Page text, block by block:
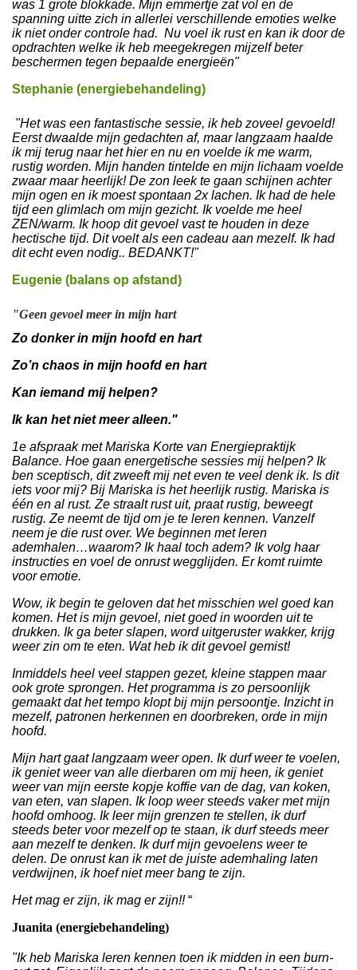
was 1 grote blokkade. Mijn emmertje zat vol en de
spanning uitte zich in allerlei verschillende emoties welke
ik niet onder controle had. Nu voel ik rust en kan ik door de
opdrachten welke ik heb meegekregen mijzelf beter
beschermen tegen bepaalde energieën"
Stephanie (energiebehandeling)
"Het was een fantastische sessie, ik heb zoveel gevoeld!
Eerst dwaalde mijn gedachten af, maar langzaam haalde
ik mij terug naar het hier en nu en voelde ik me warm,
rustig worden. Mijn handen tintelde en mijn lichaam voelde
zwaar maar heerlijk! De zon leek te gaan schijnen achter
mijn ogen en ik moest spontaan 2x lachen. Ik had de hele
tijd een glimlach om mijn gezicht. Ik voelde me heel
ZEN/warm. Ik hoop dit gevoel vast te houden in deze
hectische tijd. Dit voelt als een cadeau aan mezelf. Ik had
dit echt even nodig.. BEDANKT!"
Eugenie (balans op afstand)
"Geen gevoel meer in mijn hart
Zo donker in mijn hoofd en hart
Zo’n chaos in mijn hoofd en hart
Kan iemand mij helpen?
Ik kan het niet meer alleen."
1e afspraak met Mariska Korte van Energiepraktijk
Balance. Hoe gaan energetische sessies mij helpen? Ik
ben sceptisch, dit zweeft mij net even te veel denk ik. Is dit
iets voor mij? Bij Mariska is het heerlijk rustig. Mariska is
één en al rust. Ze straalt rust uit, praat rustig, beweegt
rustig. Ze neemt de tijd om je te leren kennen. Vanzelf
neem je die rust over. We beginnen met leren
ademhalen…waarom? Ik haal toch adem? Ik volg haar
instructies en voel de onrust wegglijden. Er komt ruimte
voor emotie.
Wow, ik begin te geloven dat het misschien wel goed kan
komen. Het is mijn gevoel, niet goed in woorden uit te
drukken. Ik ga beter slapen, word uitgeruster wakker, krijg
weer zin om te eten. Wat heb ik dit gevoel gemist!
Inmiddels heel veel stappen gezet, kleine stappen maar
ook grote sprongen. Het programma is zo persoonlijk
gemaakt dat het tempo klopt bij mijn persoontje. Inzicht in
mezelf, patronen herkennen en doorbreken, orde in mijn
hoofd.
Mijn hart gaat langzaam weer open. Ik durf weer te voelen,
ik geniet weer van alle dierbaren om mij heen, ik geniet
weer van mijn eerste kopje koffie van de dag, van koken,
van eten, van slapen. Ik loop weer steeds vaker met mijn
hoofd omhoog. Ik leer mijn grenzen te stellen, ik durf
steeds beter voor mezelf op te staan, ik durf steeds meer
aan mezelf te denken. Ik durf mijn gevoelens weer te
delen. De onrust kan ik met de juiste ademhaling laten
verdwijnen, ik hoef niet meer bang te zijn.
Het mag er zijn, ik mag er zijn!!“
Juanita (energiebehandeling)
"Ik heb Mariska leren kennen toen ik midden in een burn-